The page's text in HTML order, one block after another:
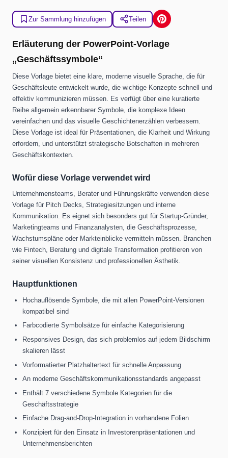
Zur Sammlung hinzufügen Teilen
Erläuterung der PowerPoint-Vorlage
„Geschäftssymbole“
Diese Vorlage bietet eine klare, moderne visuelle Sprache, die für
Geschäftsleute entwickelt wurde, die wichtige Konzepte schnell und
effektiv kommunizieren müssen. Es verfügt über eine kuratierte
Reihe allgemein erkennbarer Symbole, die komplexe Ideen
vereinfachen und das visuelle Geschichtenerzählen verbessern.
Diese Vorlage ist ideal für Präsentationen, die Klarheit und Wirkung
erfordern, und unterstützt strategische Botschaften in mehreren
Geschäftskontexten.
Wofür diese Vorlage verwendet wird
Unternehmensteams, Berater und Führungskräfte verwenden diese
Vorlage für Pitch Decks, Strategiesitzungen und interne
Kommunikation. Es eignet sich besonders gut für Startup-Gründer,
Marketingteams und Finanzanalysten, die Geschäftsprozesse,
Wachstumspläne oder Markteinblicke vermitteln müssen. Branchen
wie Fintech, Beratung und digitale Transformation profitieren von
seiner visuellen Konsistenz und professionellen Ästhetik.
Hauptfunktionen
Hochauflösende Symbole, die mit allen PowerPoint-Versionen
kompatibel sind
Farbcodierte Symbolsätze für einfache Kategorisierung
Responsives Design, das sich problemlos auf jedem Bildschirm
skalieren lässt
Vorformatierter Platzhaltertext für schnelle Anpassung
An moderne Geschäftskommunikationsstandards angepasst
Enthält 7 verschiedene Symbole Kategorien für die
Geschäftsstrategie
Einfache Drag-and-Drop-Integration in vorhandene Folien
Konzipiert für den Einsatz in Investorenpräsentationen und
Unternehmensberichten